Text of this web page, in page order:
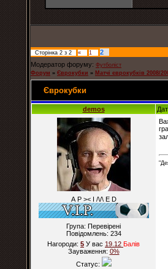
Сторінка 2 з 2 « 1
2
Модератор форуму: Футболіст
Форум » Єврокубки » Матчі єврокубків 2008/
Єврокубки
demos
А Р >< I /\/\ E D
Група: Перевірені
Повідомлень: 234
Нагороди: 5 У вас 19.12 Балiв
Зауваження: 0%
Статус: